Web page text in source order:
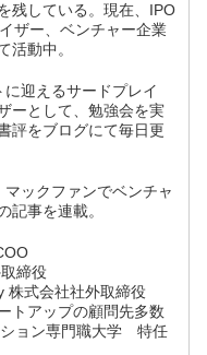
残している。現在、IPO
ザー、ベンチャー企業
活動中。
迎えるサードプレイ
ーとして、勉強会を実
評をブログにて毎日更
ックファンでベンチャ
記事を連載。
締役
株式会社社外取締役
トアップの顧問先多数
ョン専門職大学 特任